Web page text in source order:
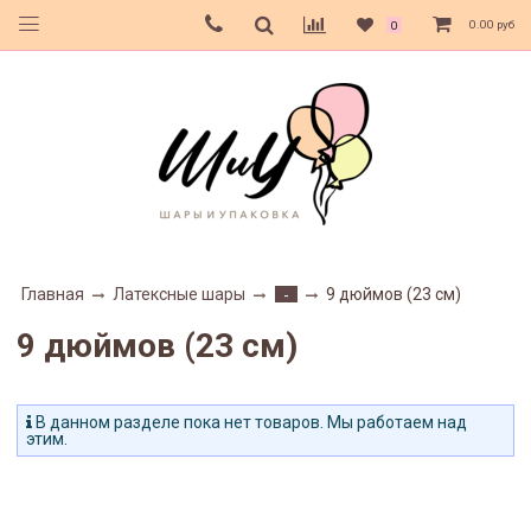
0 0.00 руб
Главная Латексные шары - 9 дюймов (23 см)
9 дюймов (23 см)
В данном разделе пока нет товаров. Мы работаем над
этим.